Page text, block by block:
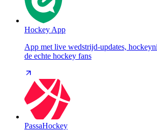
Hockey App
App met live wedstrijd-updates,
de echte hockey fans
PassaHockey